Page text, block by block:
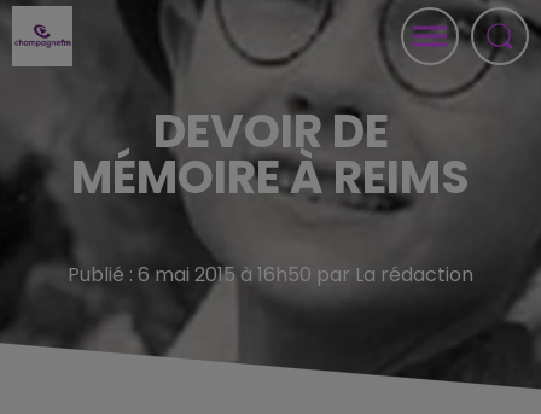
DEVOIR DE
MÉMOIRE À REIMS
Publié : 6 mai 2015 à 16h50 par La rédaction